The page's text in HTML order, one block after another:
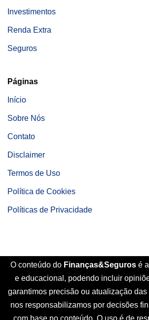
Investimentos
Renda Extra
Seguros
Páginas
Início
Sobre Nós
Contato
Disclaimer
Termos de Uso
Política de Cookies
Políticas de Privacidade
O conteúdo do Finanças&Seguros é
e educacional, podendo incluir
garantimos precisão ou atualização
nos responsabilizamos por decisões
com base no conteúdo. O uso é de